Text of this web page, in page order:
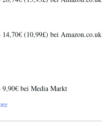
14,70€ (10,99£) bei Amazon.co.uk
9,90€ bei Media Markt